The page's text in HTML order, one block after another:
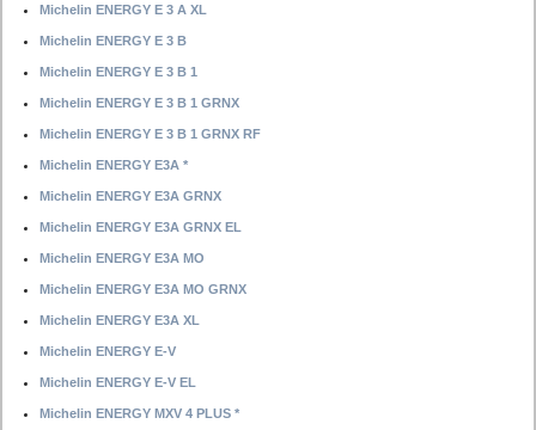
Michelin ENERGY E 3 A XL
Michelin ENERGY E 3 B
Michelin ENERGY E 3 B 1
Michelin ENERGY E 3 B 1 GRNX
Michelin ENERGY E 3 B 1 GRNX RF
Michelin ENERGY E3A *
Michelin ENERGY E3A GRNX
Michelin ENERGY E3A GRNX EL
Michelin ENERGY E3A MO
Michelin ENERGY E3A MO GRNX
Michelin ENERGY E3A XL
Michelin ENERGY E-V
Michelin ENERGY E-V EL
Michelin ENERGY MXV 4 PLUS *